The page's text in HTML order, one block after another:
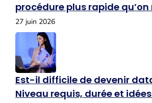
procédure plus rapide qu’on
27 juin 2026
Est-il difficile de devenir
Niveau requis, durée et